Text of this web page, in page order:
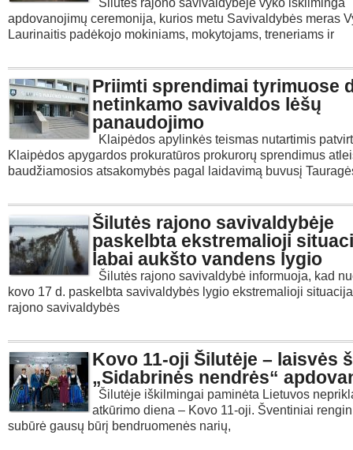
Šilutės rajono savivaldybėje vyko iškilminga
apdovanojimų ceremonija, kurios metu Savivaldybės meras
Laurinaitis padėkojo mokiniams, mokytojams, treneriams ir
Priimti sprendimai tyrimuose
netinkamo savivaldos lėšų
panaudojimo
Klaipėdos apylinkės teismas nutartimis
Klaipėdos apygardos prokuratūros prokurorų sprendimus
baudžiamosios atsakomybės pagal laidavimą buvusį
Šilutės rajono savivaldybėje
paskelbta ekstremalioji
labai aukšto vandens lygio
Šilutės rajono savivaldybė informuoja, kad
kovo 17 d. paskelbta savivaldybės lygio ekstremalioji
rajono savivaldybės
Kovo 11-oji Šilutėje – laisvės
„Sidabrinės nendrės“
Šilutėje iškilmingai paminėta Lietuvos
atkūrimo diena – Kovo 11-oji. Šventiniai
subūrė gausų būrį bendruomenės narių,